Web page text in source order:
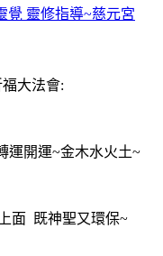
覺 靈修指導~慈元宮
大法會:
運開運~金木水火土~
面 既神聖又環保~